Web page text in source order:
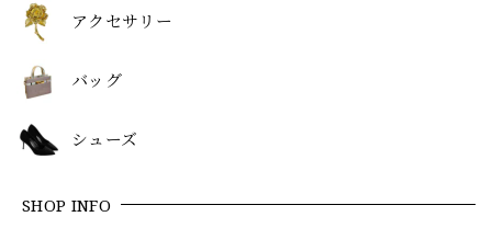
アクセサリー
バッグ
シューズ
SHOP INFO